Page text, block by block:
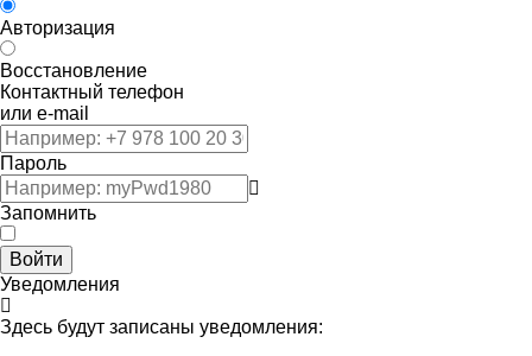
Авторизация
Восстановление
Контактный телефон
или e-mail
Пароль
Запомнить
Войти
Уведомления
Здесь будут записаны уведомления: